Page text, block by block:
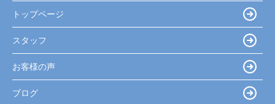
トップページ
スタッフ
お客様の声
ブログ